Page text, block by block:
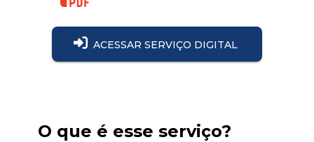
ACESSAR SERVIÇO DIGITAL
O que é esse serviço?